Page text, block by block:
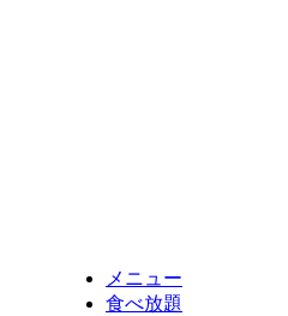
メニュー
食べ放題